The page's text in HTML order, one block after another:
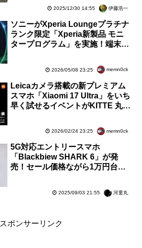
2025/12/30 14:55 伊藤浩一
ソニーがXperia Loungeプラチナ
ランク限定「Xperia新製品 モニ
タープログラム」を実施！端末貸
2026/05/08 23:25 memn0ck
Leicaカメラ搭載の新プレミアム
スマホ「Xiaomi 17 Ultra」をいち
早く試せるイベントがKITTE 丸の
2026/02/24 23:25 memn0ck
5G対応エントリースマホ
「Blackbiew SHARK 6」が発
売！セール価格ながら1万円台か
2025/09/03 21:55 河童丸
スポンサーリンク